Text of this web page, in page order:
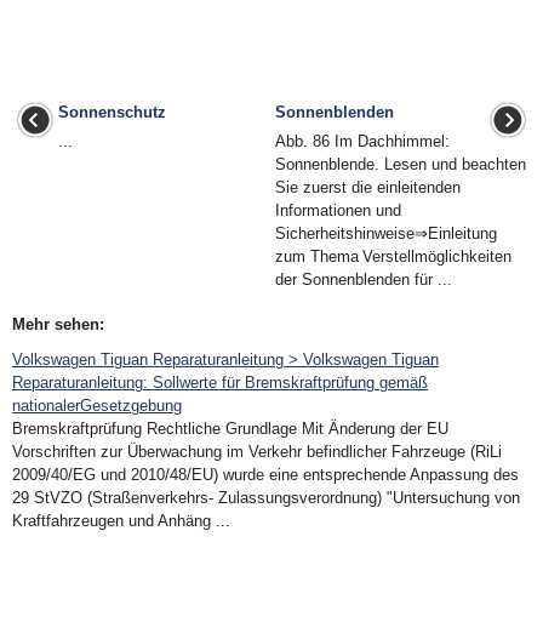
Sonnenschutz
...
Sonnenblenden
Abb. 86 Im Dachhimmel:
Sonnenblende. Lesen und beachten
Sie zuerst die einleitenden
Informationen und
Sicherheitshinweise⇒Einleitung
zum Thema Verstellmöglichkeiten
der Sonnenblenden für ...
Mehr sehen:
Volkswagen Tiguan Reparaturanleitung > Volkswagen Tiguan
Reparaturanleitung: Sollwerte für Bremskraftprüfung gemäß
nationalerGesetzgebung
Bremskraftprüfung Rechtliche Grundlage Mit Änderung der EU
Vorschriften zur Überwachung im Verkehr befindlicher Fahrzeuge (RiLi
2009/40/EG und 2010/48/EU) wurde eine entsprechende Anpassung des
29 StVZO (Straßenverkehrs- Zulassungsverordnung) "Untersuchung von
Kraftfahrzeugen und Anhäng ...